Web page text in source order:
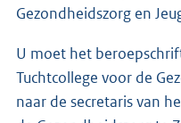
Gezondheidszorg en
U moet het
Tuchtcollege voor de
naar de secretaris van